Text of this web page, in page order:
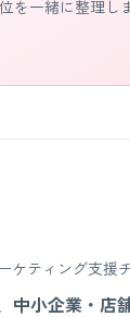
を一緒に整理し
ケティング支援
中小企業・店